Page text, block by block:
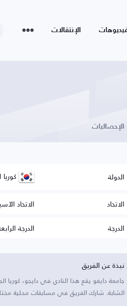
الإنتقالات
الإحصائيات
الدولة كوريا
الاتحاد
الاتحاد
الدرجة
الدرجة
نبذة عن الفريق
جامعة دايغو يقع هذا النادي في دايجو، كوريا
الشابة. شارك الفريق في مسابقات محلية